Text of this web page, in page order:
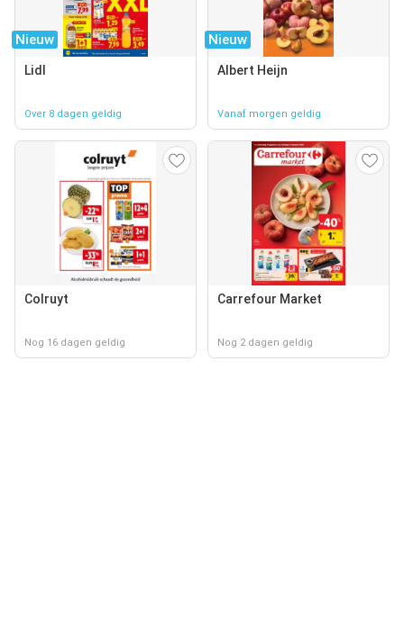
Nieuw
Lidl
Over 8 dagen geldig
Nieuw
Albert Heijn
Vanaf morgen geldig
Colruyt
Nog 16 dagen geldig
Carrefour Market
Nog 2 dagen geldig